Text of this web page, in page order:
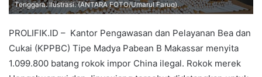
Tenggara. Ilustrasi. (ANTARA FOTO/Umarul Faruq).
PROLIFIK.ID – Kantor Pengawasan dan Pelayanan Bea dan
Cukai (KPPBC) Tipe Madya Pabean B Makassar menyita
1.099.800 batang rokok impor China ilegal. Rokok merek